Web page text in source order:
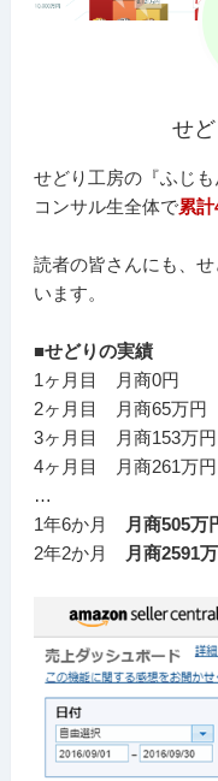
せ
せどり工房の『ふじも
コンサル生全体で累
読者の皆さんにも、
います。
■せどりの実績
1ヶ月目 月商0円
2ヶ月目 月商65万円
3ヶ月目 月商153万円
4ヶ月目 月商261万円
…
1年6か月
月商505万
2年2か月
月商2591